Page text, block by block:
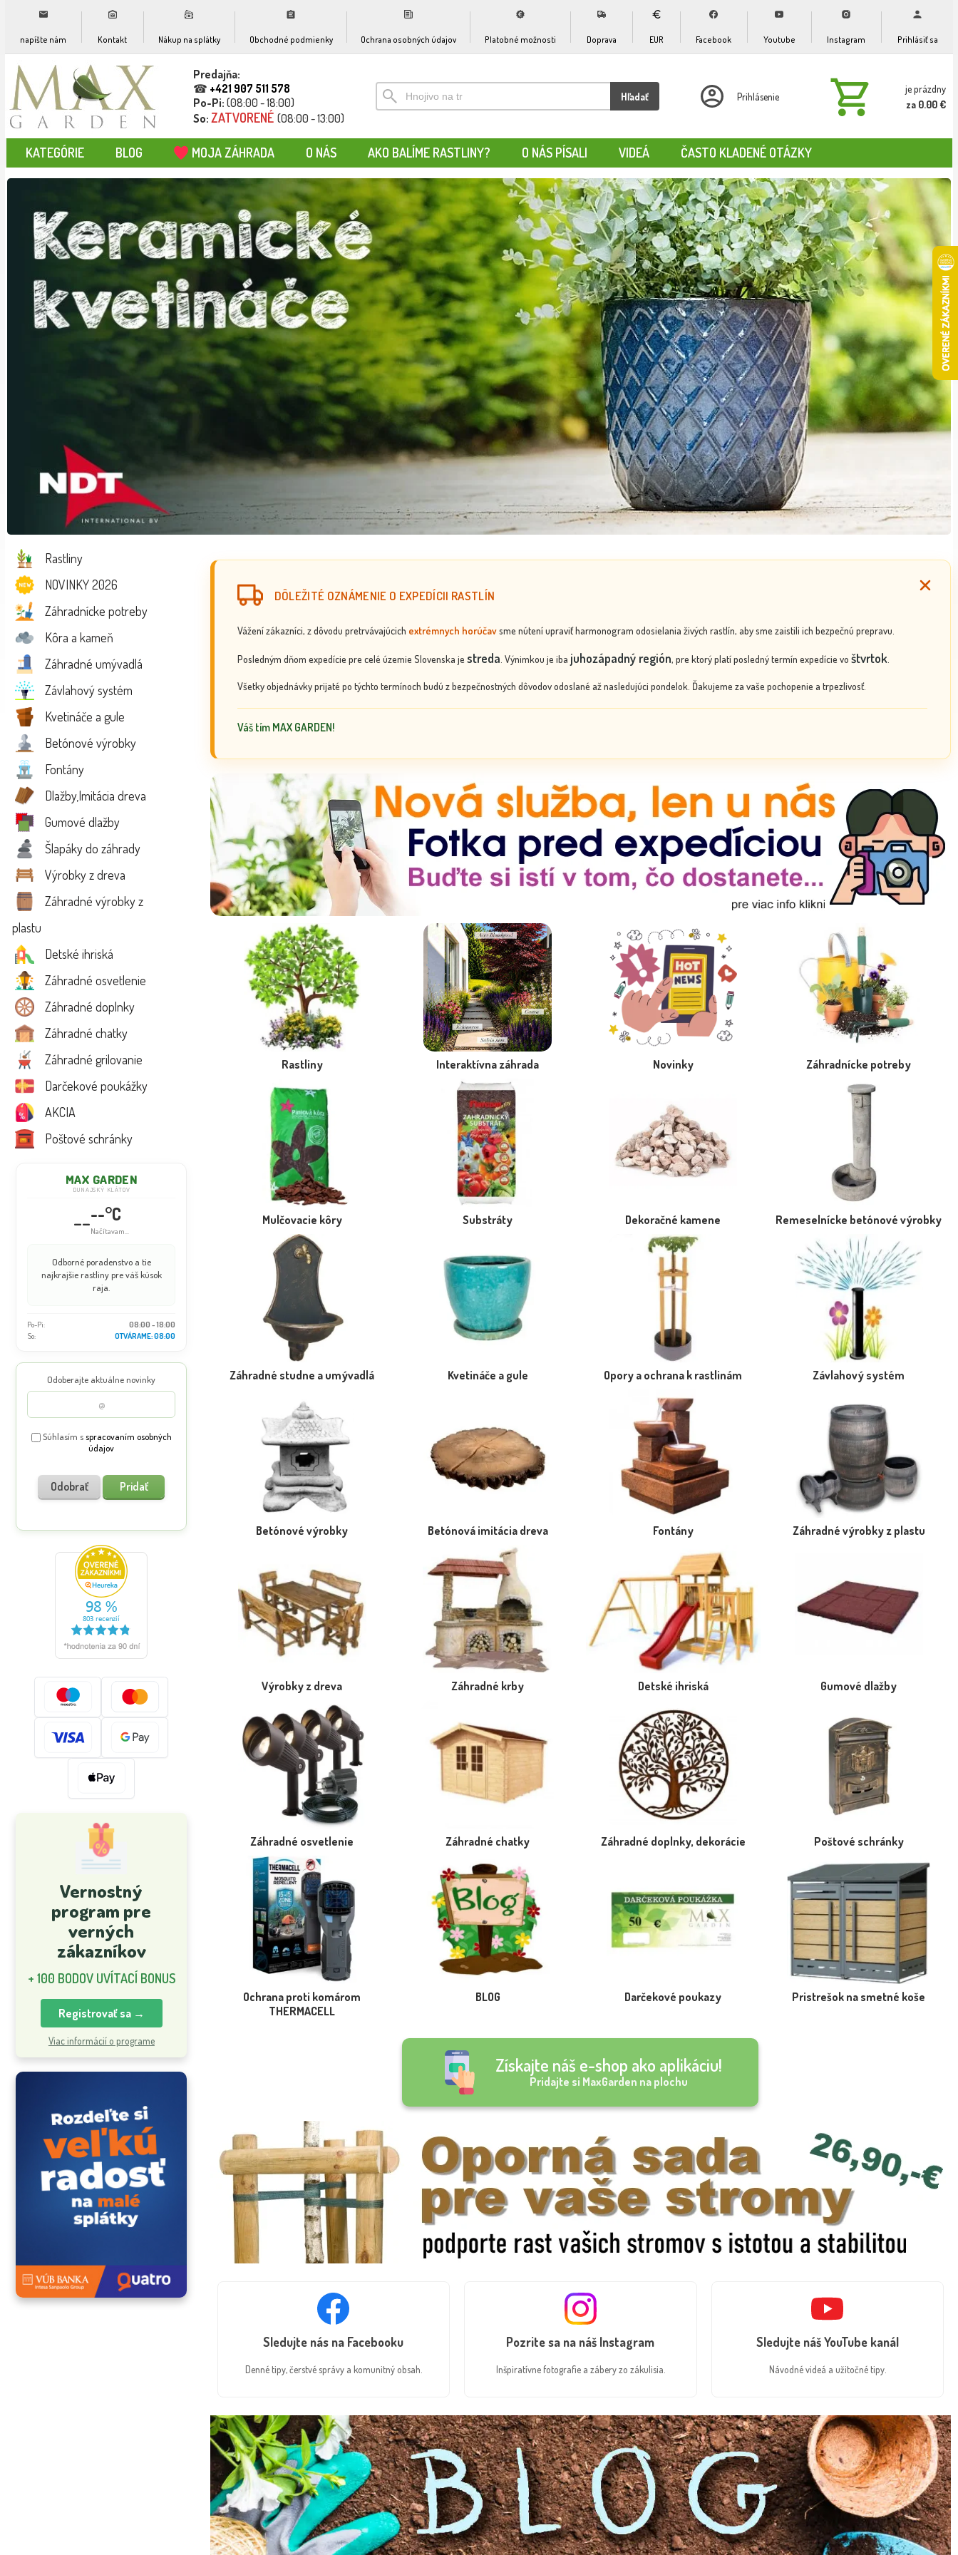
napíšte nám Kontakt Nákup na splátky Obchodné podmienky Ochrana osobných údajov Platobné možnosti Doprava EUR Facebook Youtube Instagram Prihlásiť sa
Predajňa:
☎ +421 907 511 578
Po-Pi: (08:00 - 18:00)
So: ZATVORENÉ (08:00 - 13:00)
Hľadať Prihlásenie
je prázdny
za 0.00 €
KATEGÓRIE BLOG MOJA ZÁHRADA O NÁS AKO BALÍME RASTLINY? O NÁS PÍSALI VIDEÁ ČASTO KLADENÉ OTÁZKY
Rastliny
NOVINKY 2026
Záhradnícke potreby
Kôra a kameň
Záhradné umývadlá
Závlahový systém
Kvetináče a gule
Betónové výrobky
Fontány
Dlažby,Imitácia dreva
Gumové dlažby
Šlapáky do záhrady
Výrobky z dreva
Záhradné výrobky z
plastu
Detské ihriská
Záhradné osvetlenie
Záhradné doplnky
Záhradné chatky
Záhradné grilovanie
Darčekové poukážky
AKCIA
Poštové schránky
MAX GARDEN
DUNAJSKÝ KLÁTOV
----°C
Načítavam...
Odborné poradenstvo a tie
najkrajšie rastliny pre váš kúsok
raja.
Po-Pi:
08:00 - 18:00
So:
08:00 - 16:00
Odoberajte aktuálne novinky
Súhlasím s spracovaním osobných
údajov
Odobrať Pridať
Vernostný
program pre
verných
zákazníkov
+ 100 BODOV UVÍTACÍ BONUS
Registrovať sa →
Viac informácií o programe
DÔLEŽITÉ OZNÁMENIE O EXPEDÍCII RASTLÍN
Vážení zákazníci, z dôvodu pretrvávajúcich extrémnych horúčavsme nútení upraviť harmonogram odosielania živých rastlín, aby sme zaistili ich bezpečnú prepravu.
Posledným dňom expedície pre celé územie Slovenska je streda . Výnimkou je iba juhozápadný región, pre ktorý platí posledný termín expedície vo štvrtok.
Všetky objednávky prijaté po týchto termínoch budú z bezpečnostných dôvodov odoslané až nasledujúci pondelok. Ďakujeme za vaše pochopenie a trpezlivosť.
Váš tím MAX GARDEN!
Rastliny Interaktívna záhrada Novinky Záhradnícke potreby
Mulčovacie kôry Substráty Dekoračné kamene Remeselnícke betónové výrobky
Záhradné studne a umývadlá Kvetináče a gule Opory a ochrana k rastlinám Závlahový systém
Betónové výrobky Betónová imitácia dreva Fontány Záhradné výrobky z plastu
Výrobky z dreva Záhradné krby Detské ihriská Gumové dlažby
Záhradné osvetlenie Záhradné chatky Záhradné doplnky, dekorácie Poštové schránky
Ochrana proti komárom
THERMACELL
BLOG Darčekové poukazy Pristrešok na smetné koše
Získajte náš e-shop ako aplikáciu!
Pridajte si MaxGarden na plochu
Sledujte nás na Facebooku
Denné tipy, čerstvé správy a komunitný obsah.
Pozrite sa na náš Instagram
Inšpiratívne fotografie a zábery zo zákulisia.
Sledujte náš YouTube kanál
Návodné videá a užitočné tipy.